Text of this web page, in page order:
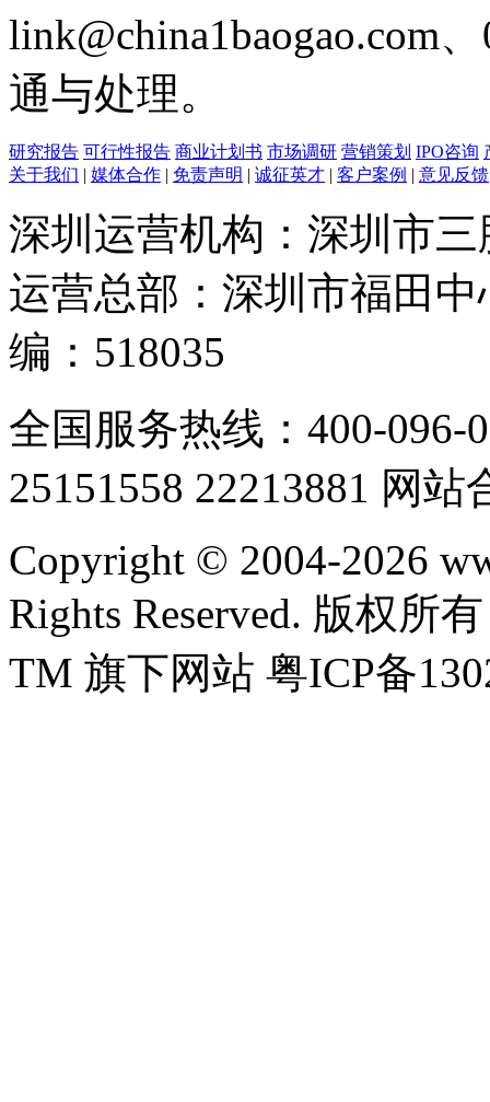
link@china1baogao.com
通与处理。
研究报告 可行性报告 商业计划书 市场调研 营销策划 IPO咨询
关于我们 | 媒体合作 | 免责声明 | 诚征英才 | 客户案例 | 意见反馈
深圳运营机构：深圳市
运营总部：深圳市福田
编：518035
全国服务热线：400-096-
25151558 22213881 网站
Copyright © 2004-2026
Rights Reserved. 版权所
TM 旗下网站 粤ICP备